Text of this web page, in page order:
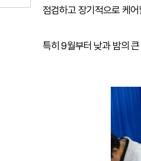
점검하고 장기적으로 케
특히 9월부터 낮과 밤의